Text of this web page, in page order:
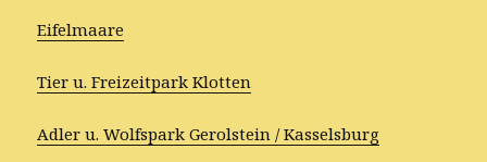
Eifelmaare
Tier u. Freizeitpark Klotten
Adler u. Wolfspark Gerolstein / Kasselsburg